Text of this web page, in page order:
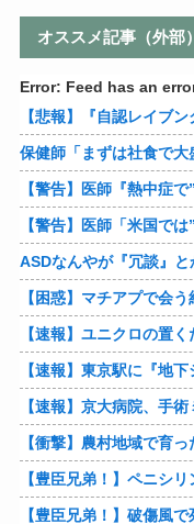
オススメ記事（外部）
Error: Feed has an
【速報】ユニクロの置
【速報】東京駅に『地
【豊臣兄弟！】破傷風